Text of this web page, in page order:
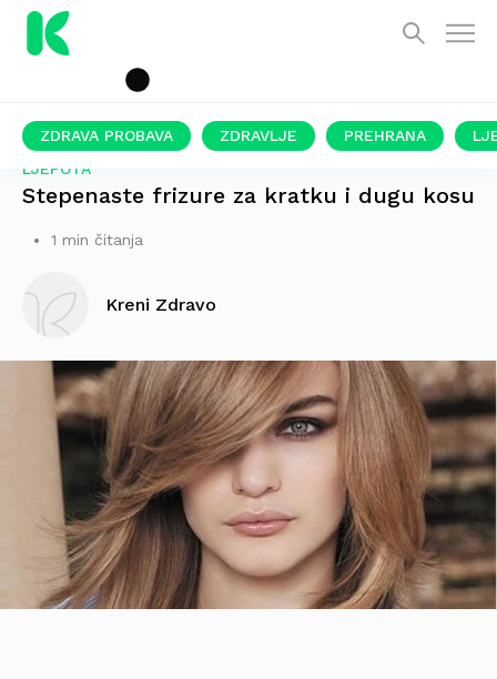
ZDRAVA PROBAVA ZDRAVLJE PREHRANA
LJEPOTA
Stepenaste frizure za kratku i dugu kosu
1 min čitanja
Kreni Zdravo